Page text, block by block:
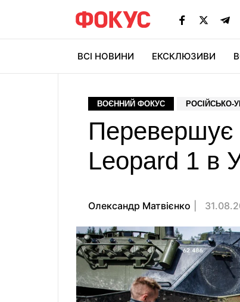
ВСІ НОВИНИ ЕКСКЛЮЗИВИ
ВОЄННИЙ ФОКУС РОСІЙСЬКО-
Перевершує
Leopard 1 в
Олександр Матвієнко